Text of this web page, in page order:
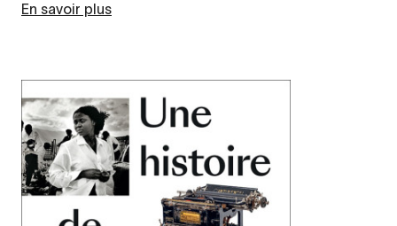
En savoir plus